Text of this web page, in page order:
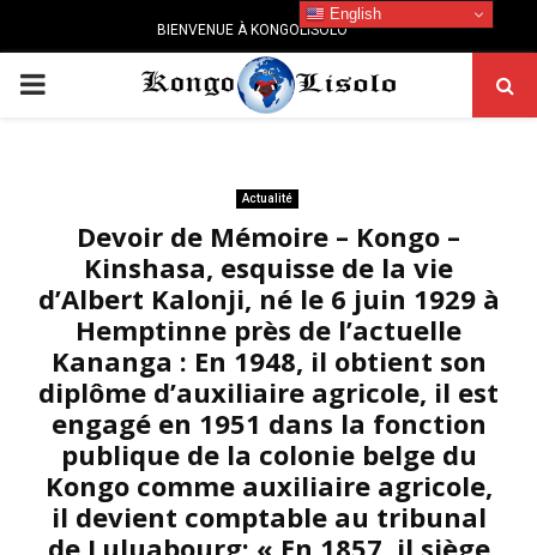
BIENVENUE À KONGOLISOLO
PRIMARY
Actualité
Devoir de Mémoire – Kongo –
Kinshasa, esquisse de la vie
d’Albert Kalonji, né le 6 juin 1929 à
Hemptinne près de l’actuelle
Kananga : En 1948, il obtient son
diplôme d’auxiliaire agricole, il est
engagé en 1951 dans la fonction
publique de la colonie belge du
Kongo comme auxiliaire agricole,
il devient comptable au tribunal
de Luluabourg; « En 1857, il siège
English